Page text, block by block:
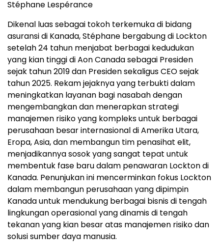
Stéphane Lespérance
Dikenal luas sebagai tokoh terkemuka di bidang
asuransi di Kanada, Stéphane bergabung di Lockton
setelah 24 tahun menjabat berbagai kedudukan
yang kian tinggi di Aon Canada sebagai Presiden
sejak tahun 2019 dan Presiden sekaligus CEO sejak
tahun 2025. Rekam jejaknya yang terbukti dalam
meningkatkan layanan bagi nasabah dengan
mengembangkan dan menerapkan strategi
manajemen risiko yang kompleks untuk berbagai
perusahaan besar internasional di Amerika Utara,
Eropa, Asia, dan membangun tim penasihat elit,
menjadikannya sosok yang sangat tepat untuk
membentuk fase baru dalam penawaran Lockton di
Kanada. Penunjukan ini mencerminkan fokus Lockton
dalam membangun perusahaan yang dipimpin
Kanada untuk mendukung berbagai bisnis di tengah
lingkungan operasional yang dinamis di tengah
tekanan yang kian besar atas manajemen risiko dan
solusi sumber daya manusia.